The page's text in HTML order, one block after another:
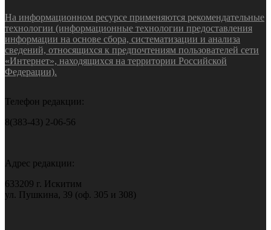
На информационном ресурсе применяются рекомендательные
технологии (информационные технологии предоставления
информации на основе сбора, систематизации и анализа
сведений, относящихся к предпочтениям пользователей сети
«Интернет», находящихся на территории Российской
Федерации).
Телефон редакции:
8(383-43) 2-06-56
Адрес редакции:
633209 г. Искитим
ул. Пушкина, 39 (оф. 305 и 308)